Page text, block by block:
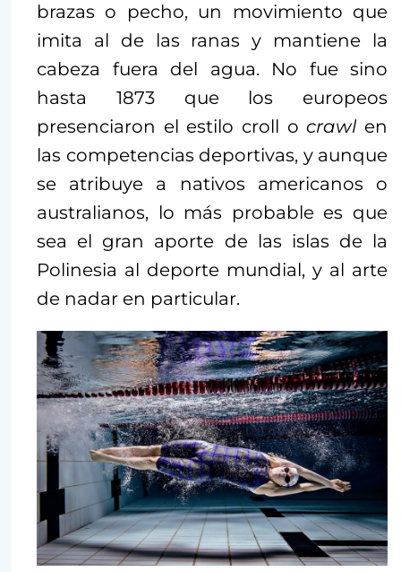
brazas o pecho, un movimiento que
imita al de las ranas y mantiene la
cabeza fuera del agua. No fue sino
hasta 1873 que los europeos
presenciaron el estilo croll ocrawl en
las competencias deportivas, y aunque
se atribuye a nativos americanos o
australianos, lo más probable es que
sea el gran aporte de las islas de la
Polinesia al deporte mundial, y al arte
de nadar en particular.